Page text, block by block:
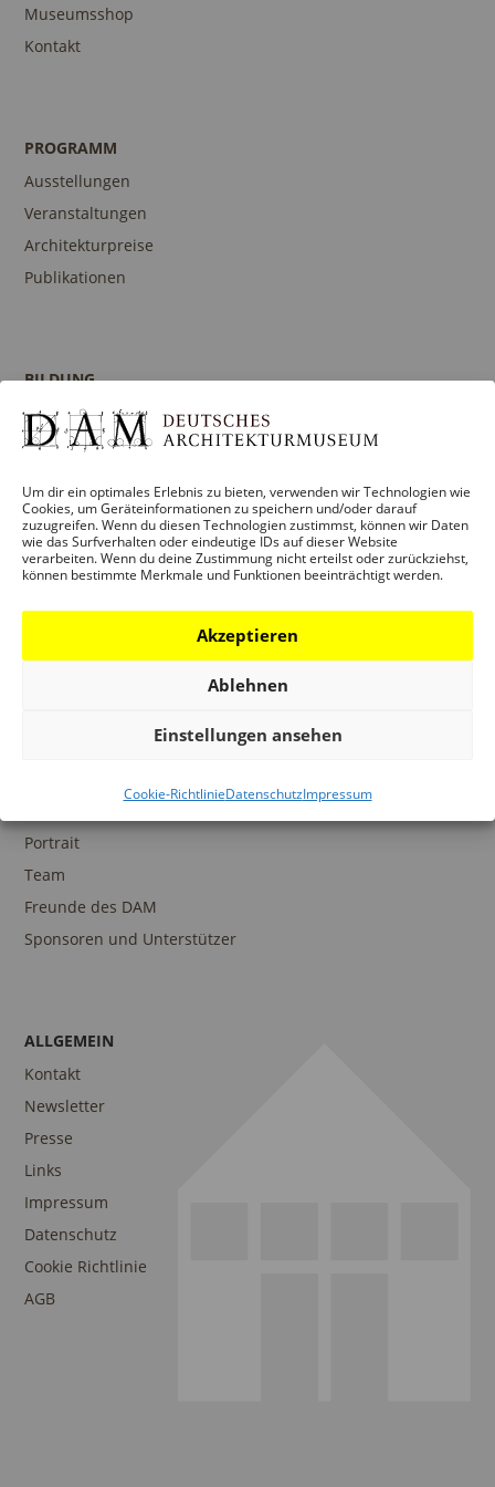
Um dir ein optimales Erlebnis zu bieten, verwenden wir Technologien wie
Cookies, um Geräteinformationen zu speichern und/oder darauf
zuzugreifen. Wenn du diesen Technologien zustimmst, können wir Daten
wie das Surfverhalten oder eindeutige IDs auf dieser Website
verarbeiten. Wenn du deine Zustimmung nicht erteilst oder zurückziehst,
können bestimmte Merkmale und Funktionen beeinträchtigt werden.
Akzeptieren
Ablehnen
Einstellungen ansehen
Cookie-RichtlinieDatenschutzImpressum
Museumsshop
Kontakt
PROGRAMM
Ausstellungen
Veranstaltungen
Architekturpreise
Publikationen
BILDUNG
Programm
Führungen und Touren
Ansprechpartner
SAMMLUNGEN
Portrait
Team
Freunde des DAM
Sponsoren und Unterstützer
ALLGEMEIN
Kontakt
Newsletter
Presse
Links
Impressum
Datenschutz
Cookie Richtlinie
AGB